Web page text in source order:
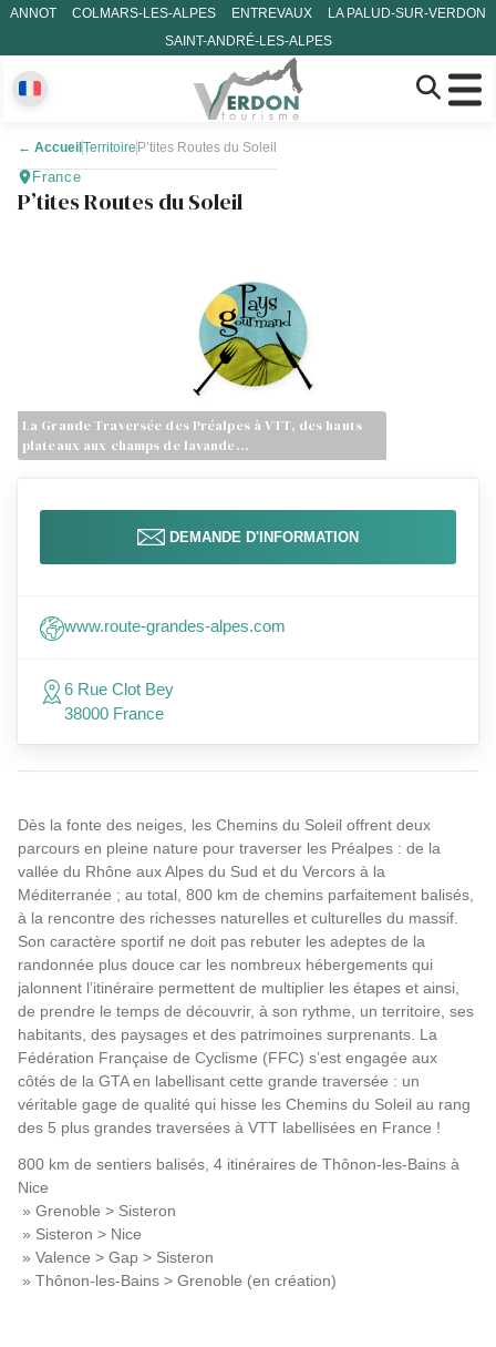
ANNOT COLMARS-LES-ALPES ENTREVAUX
LA PALUD-SUR-VERDON
SAINT-ANDRÉ-LES-ALPES
← Accueil Territoire P’tites Routes du Soleil
France
P’tites Routes du Soleil
La Grande Traversée des Préalpes à VTT, des hauts
plateaux aux champs de lavande…
Dès la fonte des neiges, les Chemins du Soleil offrent deux
parcours en pleine nature pour traverser les Préalpes : de la
vallée du Rhône aux Alpes du Sud et du Vercors à la
Méditerranée ; au total, 800 km de chemins parfaitement balisés,
à la rencontre des richesses naturelles et culturelles du massif.
Son caractère sportif ne doit pas rebuter les adeptes de la
randonnée plus douce car les nombreux hébergements qui
jalonnent l’itinéraire permettent de multiplier les étapes et ainsi,
de prendre le temps de découvrir, à son rythme, un territoire, ses
habitants, des paysages et des patrimoines surprenants. La
Fédération Française de Cyclisme (FFC) s’est engagée aux
côtés de la GTA en labellisant cette grande traversée : un
véritable gage de qualité qui hisse les Chemins du Soleil au rang
des 5 plus grandes traversées à VTT labellisées en France !
800 km de sentiers balisés, 4 itinéraires de Thônon-les-Bains à
Nice
» Grenoble > Sisteron
» Sisteron > Nice
» Valence > Gap > Sisteron
» Thônon-les-Bains > Grenoble (en création)
DEMANDE D'INFORMATION
www.route-grandes-alpes.com
6 Rue Clot Bey
38000 France